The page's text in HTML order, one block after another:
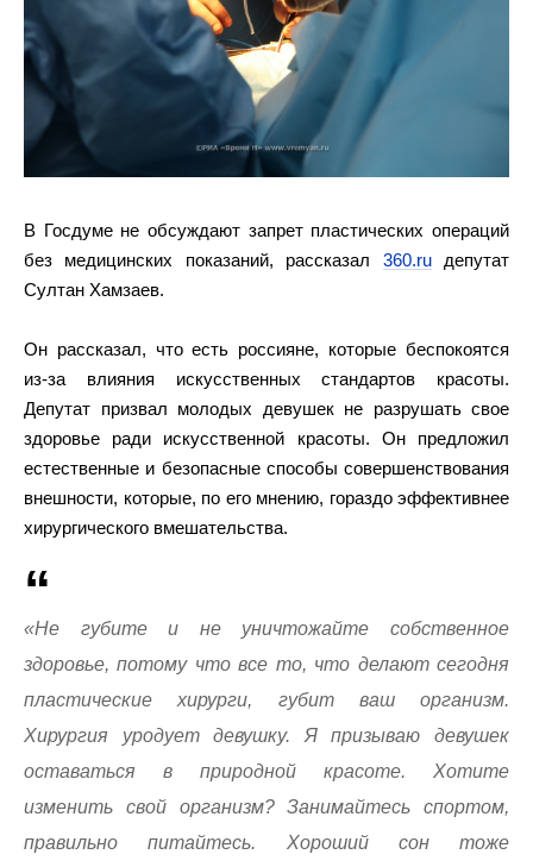
В Госдуме не обсуждают запрет пластических операций
без медицинских показаний, рассказал 360.ruдепутат
Султан Хамзаев.
Он рассказал, что есть россияне, которые беспокоятся
из-за влияния искусственных стандартов красоты.
Депутат призвал молодых девушек не разрушать свое
здоровье ради искусственной красоты. Он предложил
естественные и безопасные способы совершенствования
внешности, которые, по его мнению, гораздо эффективнее
хирургического вмешательства.
«Не губите и не уничтожайте собственное
здоровье, потому что все то, что делают сегодня
пластические хирурги, губит ваш организм.
Хирургия уродует девушку. Я призываю девушек
оставаться в природной красоте. Хотите
изменить свой организм? Занимайтесь спортом,
правильно питайтесь. Хороший сон тоже